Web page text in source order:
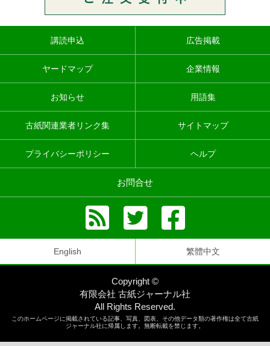
講読申込 広告掲載
ヤードマップ 企業情報
お知らせ 用語集
古紙関連業者リンク集 サイトマップ
プライバシーポリシー ヘルプ
お問合せ
English 繁體中文
Copyright ©
有限会社 古紙ジャーナル社
All Rights Reserved.
このホームページに掲載されている記事、写真、図表、その他データ類の著作権は全て古紙
ジャーナル社に帰属します。無断転載を禁じます。